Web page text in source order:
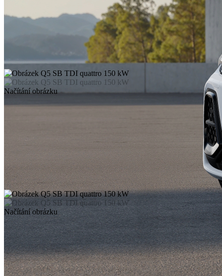
Načítání obrázku
Načítání obrázku